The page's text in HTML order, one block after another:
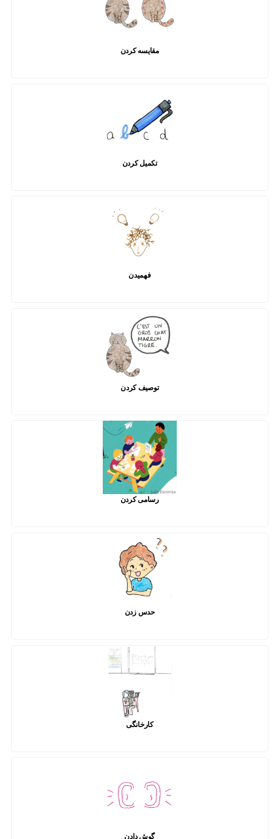
مقایسه کردن
تکمیل کردن
فهمیدن
توصیف کردن
رسامی کردن
حدس زدن
کارخانگی
گوش دادن